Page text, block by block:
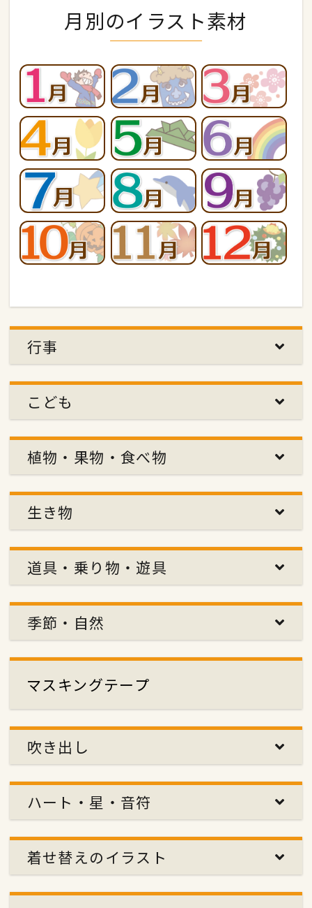
月別のイラスト素材
行事
こども
植物・果物・食べ物
生き物
道具・乗り物・遊具
季節・自然
マスキングテープ
吹き出し
ハート・星・音符
着せ替えのイラスト